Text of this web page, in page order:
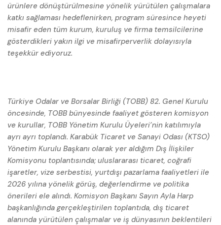
ürünlere dönüştürülmesine yönelik yürütülen çalışmalara
katkı sağlaması hedeflenirken, program süresince heyeti
misafir eden tüm kurum, kuruluş ve firma temsilcilerine
gösterdikleri yakın ilgi ve misafirperverlik dolayısıyla
teşekkür ediyoruz.
Türkiye Odalar ve Borsalar Birliği (TOBB) 82. Genel Kurulu
öncesinde, TOBB bünyesinde faaliyet gösteren komisyon
ve kurullar, TOBB Yönetim Kurulu Üyeleri’nin katılımıyla
ayrı ayrı toplandı. Karabük Ticaret ve Sanayi Odası (KTSO)
Yönetim Kurulu Başkanı olarak yer aldığım Dış İlişkiler
Komisyonu toplantısında; uluslararası ticaret, coğrafi
işaretler, vize serbestisi, yurtdışı pazarlama faaliyetleri ile
2026 yılına yönelik görüş, değerlendirme ve politika
önerileri ele alındı. Komisyon Başkanı Sayın Ayla Harp
başkanlığında gerçekleştirilen toplantıda, dış ticaret
alanında yürütülen çalışmalar ve iş dünyasının beklentileri